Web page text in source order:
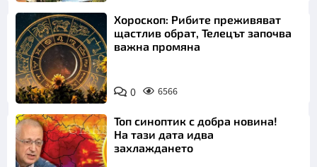
Хороскоп: Рибите преживяват
щастлив обрат, Телецът започва
важна промяна
0 6566
Топ синоптик с добра новина!
На тази дата идва
захлаждането